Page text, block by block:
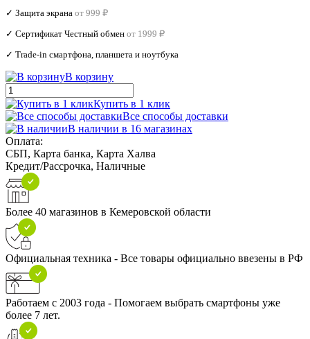
✓ Защита экрана от 999 ₽
✓ Сертификат Честный обмен от 1999 ₽
✓ Trade‑in смартфона, планшета и ноутбука
В корзину
Купить в 1 клик
Все способы доставки
В наличии в 16 магазинах
Оплата:
СБП, Карта банка, Карта Халва
Кредит/Рассрочка, Наличные
Более 40 магазинов в Кемеровской области
Официальная техника - Все товары официально ввезены в РФ
Работаем с 2003 года - Помогаем выбрать смартфоны уже
более 7 лет.